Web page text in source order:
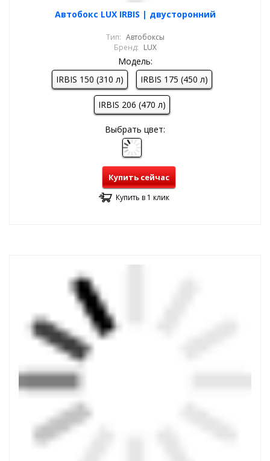
Автобокс LUX IRBIS | двусторонний
Тип: Автобоксы
Бренд: LUX
Модель:
IRBIS 150 (310 л)
IRBIS 175 (450 л)
IRBIS 206 (470 л)
Выбрать цвет:
Купить сейчас
Купить в 1 клик